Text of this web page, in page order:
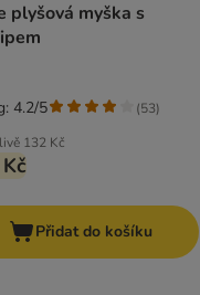
plyšová myška s
132 Kč
4.2/5 (53)
Přidat do košíku